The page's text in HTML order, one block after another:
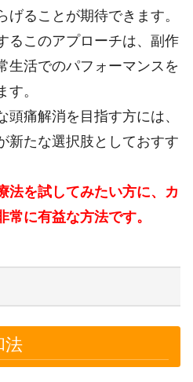
げることが期待できます。
るこのアプローチは、副作
生活でのパフォーマンスを
。
痛解消を目指す方には、
新たな選択肢としておすす
法を試してみたい方に、カ
に有益な方法です。
法